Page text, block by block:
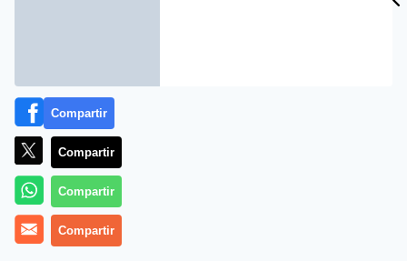
Compartir
Compartir
Compartir
Compartir